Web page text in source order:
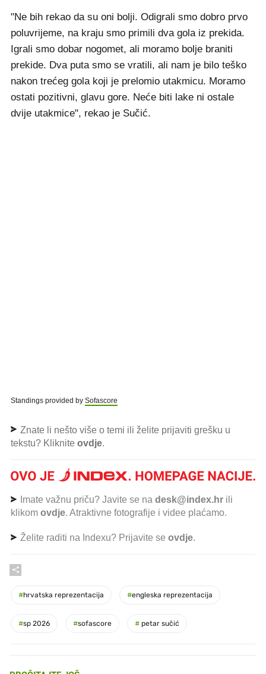
"Ne bih rekao da su oni bolji. Odigrali smo dobro prvo
poluvrijeme, na kraju smo primili dva gola iz prekida.
Igrali smo dobar nogomet, ali moramo bolje braniti
prekide. Dva puta smo se vratili, ali nam je bilo teško
nakon trećeg gola koji je prelomio utakmicu. Moramo
ostati pozitivni, glavu gore. Neće biti lake ni ostale
dvije utakmice", rekao je Sučić.
Standings provided by Sofascore
Znate li nešto više o temi ili želite prijaviti grešku u
tekstu? Kliknite ovdje.
Imate važnu priču? Javite se na desk@index.hr ili
klikom ovdje. Atraktivne fotografije i videe plaćamo.
Želite raditi na Indexu? Prijavite se ovdje.
#hrvatska reprezentacija #engleska reprezentacija
#sp 2026 #sofascore # petar sučić